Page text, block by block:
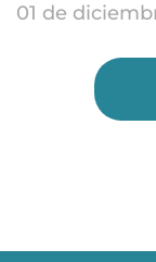
01 de